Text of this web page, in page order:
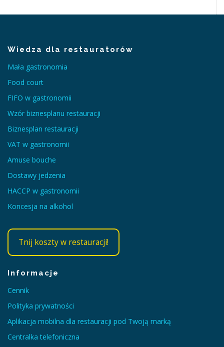
Wiedza dla restauratorów
Mała gastronomia
Food court
FIFO w gastronomii
Wzór biznesplanu restauracji
Biznesplan restauracji
VAT w gastronomii
Amuse bouche
Dostawy jedzenia
HACCP w gastronomii
Koncesja na alkohol
Tnij koszty w restauracji!
Informacje
Cennik
Polityka prywatności
Aplikacja mobilna dla restauracji pod Twoją marką
Centralka telefoniczna